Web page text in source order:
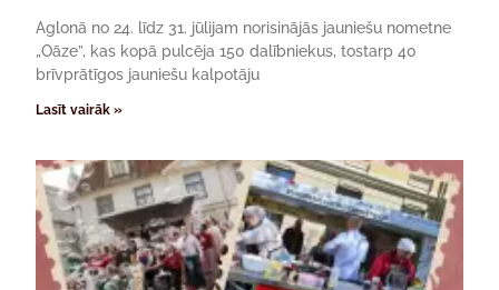
Aglonā no 24. līdz 31. jūlijam norisinājās jauniešu nometne
„Oāze”, kas kopā pulcēja 150 dalībniekus, tostarp 40
brīvprātīgos jauniešu kalpotāju
Lasīt vairāk »